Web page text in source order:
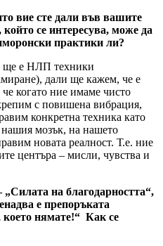
вие сте дали във вашите
се интересува, може да
практики ли?
ще е НЛП техники
дали ще кажем, че е
когато ние имаме чисто
с повишена вибрация,
конкретна техника като
нашия мозък, на нашето
новата реалност. Т.е. ние
центъра – мисли, чувства и
на благодарността“,
е препоръката
което нямате!“ Как се